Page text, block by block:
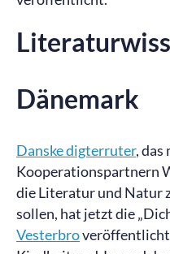
Dänemark
Danske digterruter,
Kooperationspartnern
die Literatur und Natur
sollen, hat jetzt die
Vesterbro